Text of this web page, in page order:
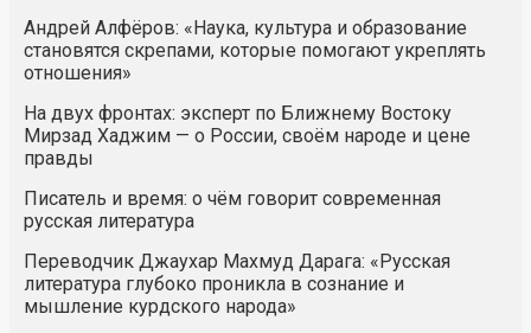
Андрей Алфёров: «Наука, культура и образование
становятся скрепами, которые помогают укреплять
отношения»
На двух фронтах: эксперт по Ближнему Востоку
Мирзад Хаджим — о России, своём народе и цене
правды
Писатель и время: о чём говорит современная
русская литература
Переводчик Джаухар Махмуд Дарага: «Русская
литература глубоко проникла в сознание и
мышление курдского народа»